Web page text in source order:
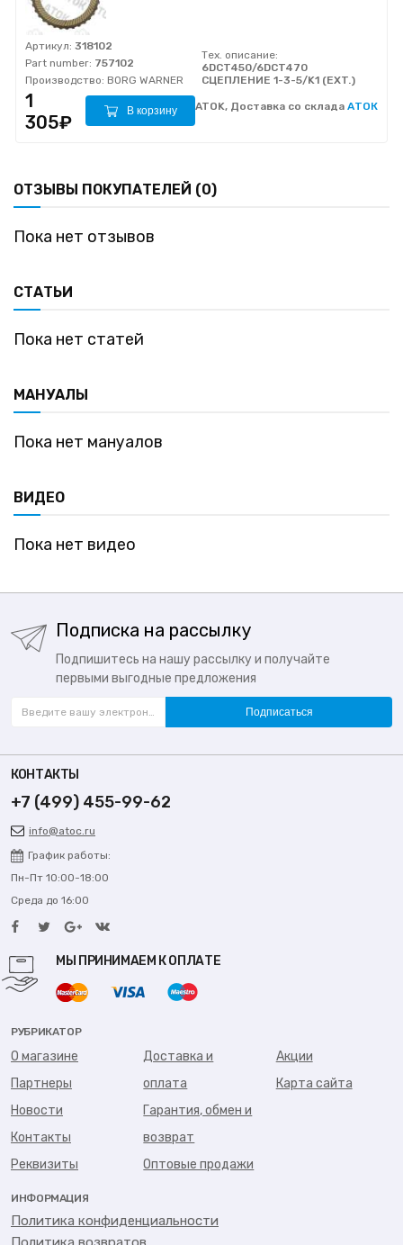
Артикул: 318102
Part number: 757102
Производство: BORG WARNER
Тех. описание:
6DCT450/6DCT470
СЦЕПЛЕНИЕ 1-3-5/K1 (EXT.)
1
305₽
В корзину ATOK, Доставка со склада АТОК
ОТЗЫВЫ ПОКУПАТЕЛЕЙ (0)
Пока нет отзывов
СТАТЬИ
Пока нет статей
МАНУАЛЫ
Пока нет мануалов
ВИДЕО
Пока нет видео
Подписка на рассылку
Подпишитесь на нашу рассылку и получайте
первыми выгодные предложения
Подписаться
КОНТАКТЫ
+7 (499) 455-99-62
info@atoc.ru
График работы:
Пн-Пт 10:00-18:00
Среда до 16:00
МЫ ПРИНИМАЕМ К ОПЛАТЕ
РУБРИКАТОР
О магазине
Партнеры
Новости
Контакты
Реквизиты
Доставка и
оплата
Гарантия, обмен и
возврат
Оптовые продажи
Акции
Карта сайта
ИНФОРМАЦИЯ
Политика конфиденциальности